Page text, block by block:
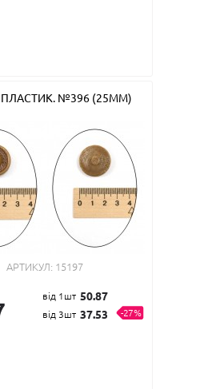
ПЛАСТИК. №396 (25ММ)
АРТИКУЛ: 15197
від 1шт 50.87
від 3шт 37.53 -27%